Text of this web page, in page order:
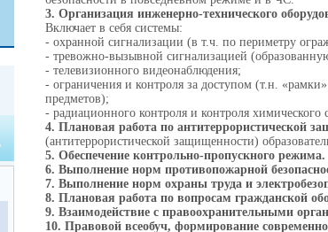
3. Организация инженерно-технического
Включает в себя системы:
- охранной сигнализации (в т.ч. по периметру
- тревожно-вызывной сигнализацией
- телевизионного видеонаблюдения;
- ограничения и контроля за доступом (т.н.
предметов);
- радиационного контроля и контроля химического
4. Плановая работа по антитеррористической
(антитеррористической защищенности)
5. Обеспечение контрольно-пропускного режима.
6. Выполнение норм противопожарной
7. Выполнение норм охраны труда и
8. Плановая работа по вопросам гражданской
9. Взаимодействие с правоохранительными
10. Правовой всеобуч, формирование